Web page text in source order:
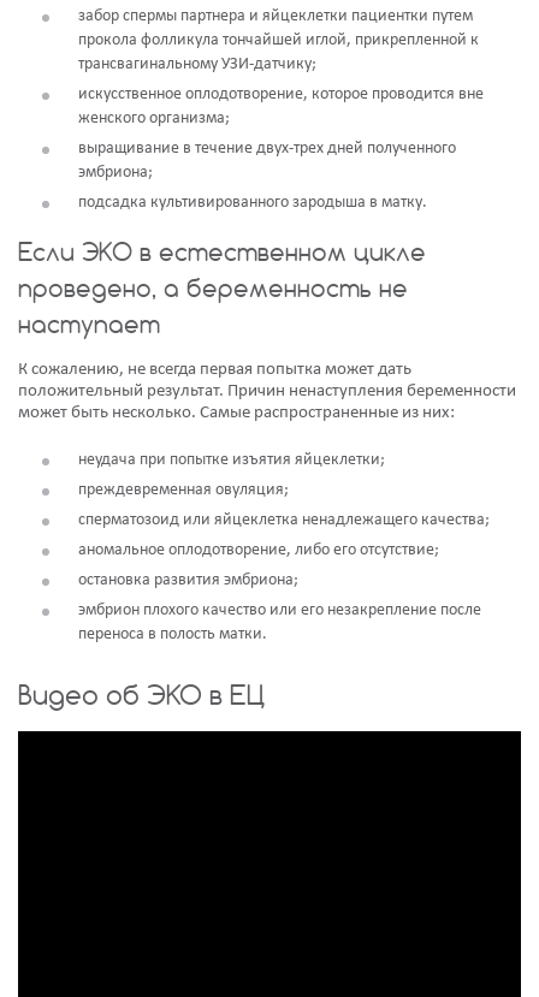
забор спермы партнера и яйцеклетки пациентки путем
прокола фолликула тончайшей иглой, прикрепленной к
трансвагинальному УЗИ-датчику;
искусственное оплодотворение, которое проводится вне
женского организма;
выращивание в течение двух-трех дней полученного
эмбриона;
подсадка культивированного зародыша в матку.
Если ЭКО в естественном цикле
проведено, а беременность не
наступает
К сожалению, не всегда первая попытка может дать
положительный результат. Причин ненаступления беременности
может быть несколько. Самые распространенные из них:
неудача при попытке изъятия яйцеклетки;
преждевременная овуляция;
сперматозоид или яйцеклетка ненадлежащего качества;
аномальное оплодотворение, либо его отсутствие;
остановка развития эмбриона;
эмбрион плохого качество или его незакрепление после
переноса в полость матки.
Видео об ЭКО в ЕЦ